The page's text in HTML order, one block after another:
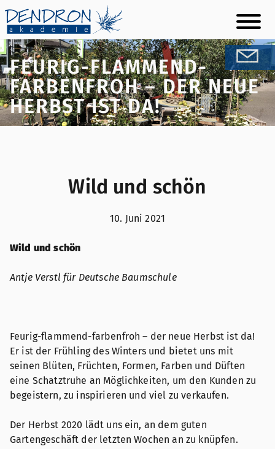
Skip
to
content
FEURIG-FLAMMEND-
FARBENFROH – DER NEUE
HERBST IST DA!
Wild und schön
10. Juni 2021
Wild und schön
Antje Verstl für Deutsche Baumschule
Feurig-flammend-farbenfroh – der neue Herbst ist da!
Er ist der Frühling des Winters und bietet uns mit
seinen Blüten, Früchten, Formen, Farben und Düften
eine Schatztruhe an Möglichkeiten, um den Kunden zu
begeistern, zu inspirieren und viel zu verkaufen.
Der Herbst 2020 lädt uns ein, an dem guten
Gartengeschäft der letzten Wochen an zu knüpfen.